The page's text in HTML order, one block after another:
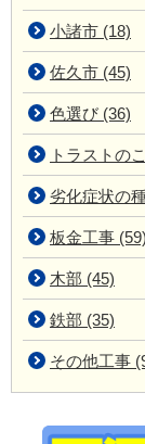
小諸市 (18)
佐久市 (45)
色選び (36)
トラストの
劣化症状の
板金工事 (59)
木部 (45)
鉄部 (35)
その他工事